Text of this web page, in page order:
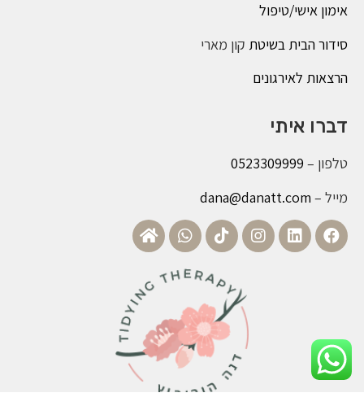
אימון אישי/טיפול
סידור הבית בשיטת קון מארי
הרצאות לאירגונים
דברו איתי
טלפון – 0523309999
מייל – dana@danatt.com